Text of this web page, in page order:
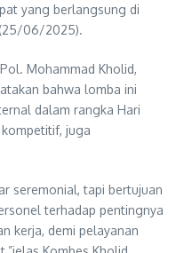
yang berlangsung di
06/2025).
Mohammad Kholid,
bahwa lomba ini
dalam rangka Hari
juga
seremonial, tapi bertujuan
terhadap pentingnya
kerja, demi pelayanan